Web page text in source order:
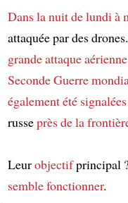
Dans la nuitde lundi à
attaquée par des drones.
grande attaque aérienne
Seconde Guerre
également été signalées
russeprès de la
Leurobjectifprincipal
semble fonctionner.